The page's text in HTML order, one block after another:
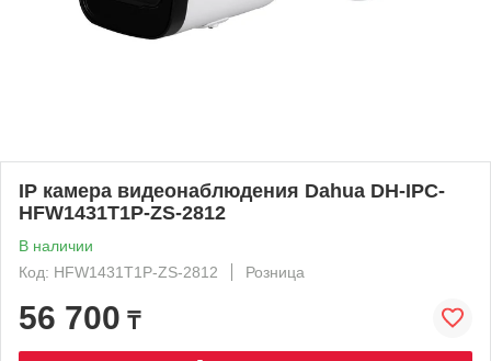
IP камера видеонаблюдения Dahua DH-IPC-
HFW1431T1P-ZS-2812
В наличии
Код: HFW1431T1P-ZS-2812
Розница
56 700 ₸